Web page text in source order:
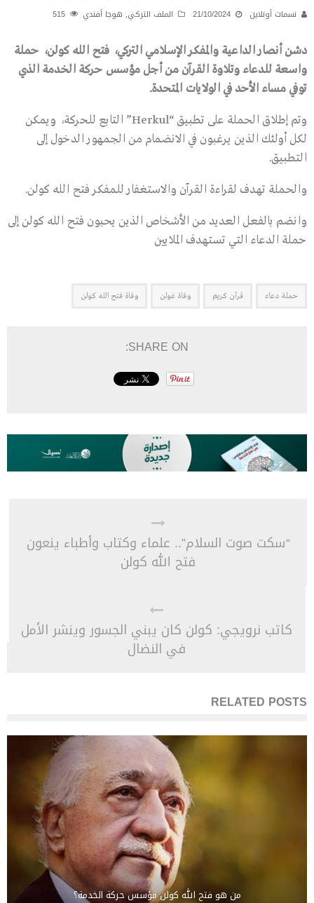
نسمات أونلاين 21/10/2024 الملف التركي, هوجا أفندي
دشن أنصار الداعية والمفكر الإسلامي التركي، فتح الله كولن، حملة
واسعة للدعاء وتلاوة القرآن من أجل مؤسس حركة الخدمة الذي
توفي مساء الأحد في الولايات المتحدة.
وتم إطلاق الحملة على تطبيق “Herkul” التابع للحركة، ويمكن
لكل أولئك الذين يرغبون في الانضمام من الجمهور الدخول إلى
التطبيق.
والحملة تهدف لقراءة القرآن والاستغفار للمفكر فتح الله كولن.
وانضم بالفعل العديد من الأشخاص الذين يحبون فتح الله كولن إلى
حملة الدعاء التي تستهدف الملايين
حملة دعاء قرآن كريم وفاة غولن وفاة فتح الله كولن
SHARE ON:
“سكت صوت السلام”.. علماء وكتاب وأطباء ينعون
فتح الله كولن
كاتب نرويجي: كولن كان يبني الجسور وينشر الأمل
في النضال
RELATED POSTS
من هو فتح الله كولن مؤسس حركة الخدمة؟